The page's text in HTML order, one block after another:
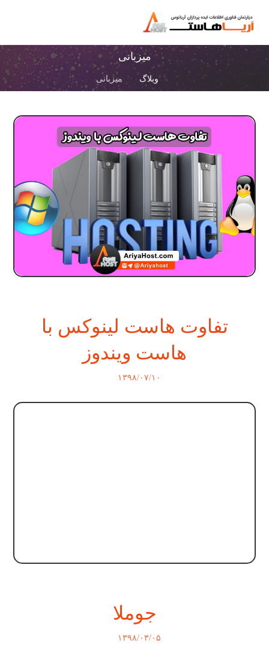
میزبانی
وبلاگ میزبانی
تفاوت هاست لینوکس با
هاست ویندوز
۱۳۹۸/۰۷/۱۰
جوملا
۱۳۹۸/۰۳/۰۵